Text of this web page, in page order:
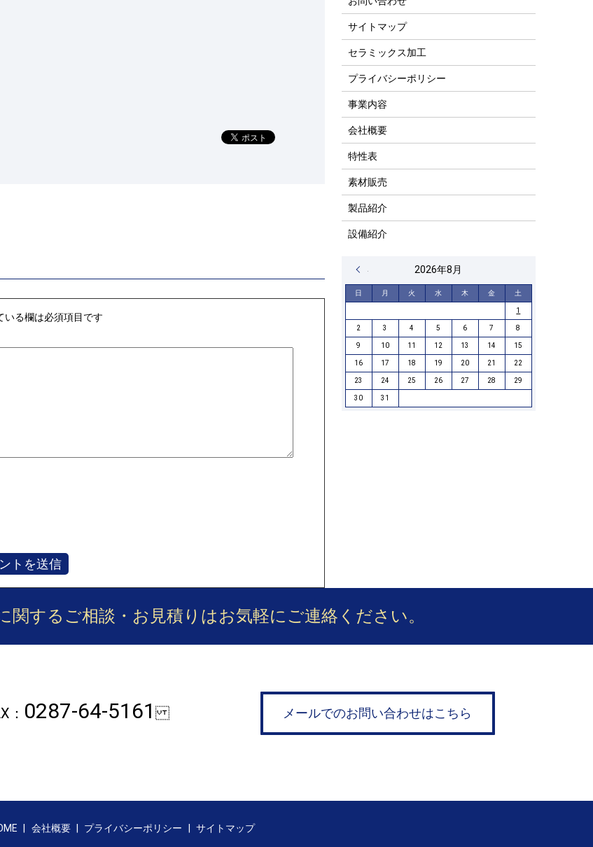
いる欄は必須項目です
サイトマップ
セラミックス加工
プライバシーポリシー
事業内容
会社概要
特性表
素材販売
製品紹介
設備紹介
2026年8月
日 月 火 水 木 金 土
1
2 3 4 5 6 7 8
9 10 11 12 13 14 15
16 17 18 19 20 21 22
23 24 25 26 27 28 29
30 31
関するご相談・お見積りはお気軽にご連絡ください。
： 0287-64-5161 メールでのお問い合わせはこちら
会社概要 プライバシーポリシー サイトマップ